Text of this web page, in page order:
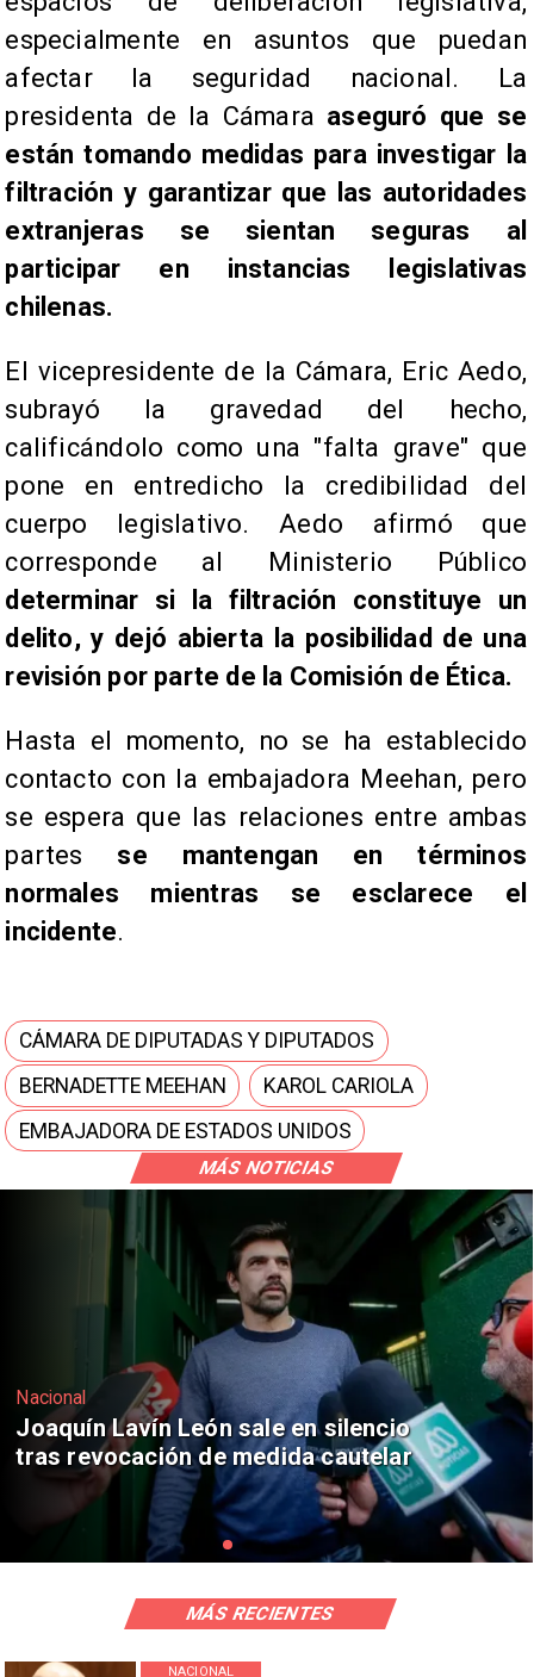
MÁS NOTICIAS
especialmente en asuntos que puedan
afectar la seguridad nacional. La
presidenta de la Cámara aseguró que se
están tomando medidas para investigar la
filtración y garantizar que las autoridades
extranjeras se sientan seguras al
participar en instancias legislativas
chilenas.
El vicepresidente de la Cámara, Eric Aedo,
subrayó la gravedad del hecho,
calificándolo como una "falta grave" que
pone en entredicho la credibilidad del
cuerpo legislativo. Aedo afirmó que
corresponde al Ministerio Público
determinar si la filtración constituye un
delito, y dejó abierta la posibilidad de una
revisión por parte de la Comisión de Ética.
Hasta el momento, no se ha establecido
contacto con la embajadora Meehan, pero
se espera que las relaciones entre ambas
partes se mantengan en términos
normales mientras se esclarece el
incidente.
CÁMARA DE DIPUTADAS Y DIPUTADOS
BERNADETTE MEEHAN
KAROL CARIOLA
EMBAJADORA DE ESTADOS UNIDOS
Nacional
Chile y Venezuela formalizan reinicio
de relaciones consulares
NACIONAL
MÁS RECIENTES